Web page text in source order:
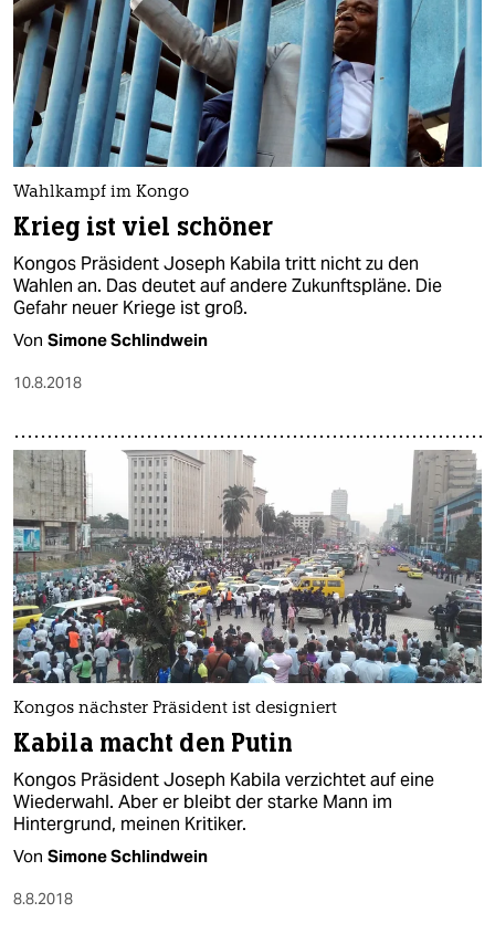
Wahlkampf im Kongo
Krieg ist viel schöner
Kongos Präsident Joseph Kabila tritt nicht zu den
Wahlen an. Das deutet auf andere Zukunftspläne. Die
Gefahr neuer Kriege ist groß.
Von Simone Schlindwein
10.8.2018
Kongos nächster Präsident ist designiert
Kabila macht den Putin
Kongos Präsident Joseph Kabila verzichtet auf eine
Wiederwahl. Aber er bleibt der starke Mann im
Hintergrund, meinen Kritiker.
Von Simone Schlindwein
8.8.2018